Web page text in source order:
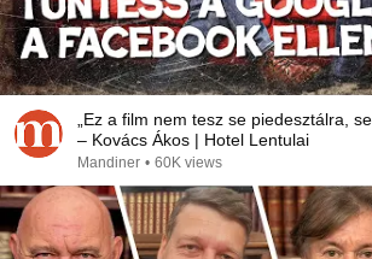
„Ez a film nem tesz se piedesztálra,
– Kovács Ákos | Hotel Lentulai
Mandiner • 60K views